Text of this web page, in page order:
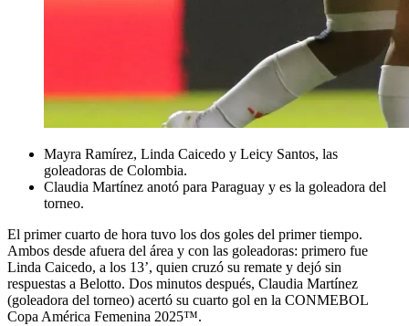
Mayra Ramírez, Linda Caicedo y Leicy Santos, las
goleadoras de Colombia.
Claudia Martínez anotó para Paraguay y es la goleadora del
torneo.
El primer cuarto de hora tuvo los dos goles del primer tiempo.
Ambos desde afuera del área y con las goleadoras: primero fue
Linda Caicedo, a los 13’, quien cruzó su remate y dejó sin
respuestas a Belotto. Dos minutos después, Claudia Martínez
(goleadora del torneo) acertó su cuarto gol en la CONMEBOL
Copa América Femenina 2025™.